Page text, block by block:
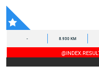
- 8.930 KM